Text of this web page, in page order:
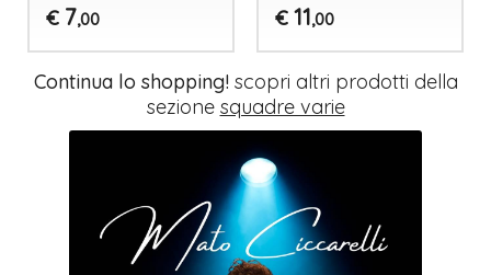
€ 7,00
€ 11,00
Continua lo shopping!scopri altri prodotti della
sezione squadre varie